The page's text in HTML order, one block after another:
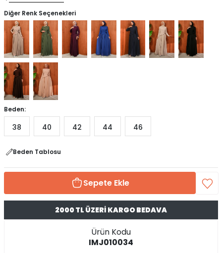
Diğer Renk Seçenekleri
Beden:
38 40 42 44 46
Beden Tablosu
Sepete Ekle
2000 TL ÜZERİ KARGO BEDAVA
Ürün Kodu
IMJ010034